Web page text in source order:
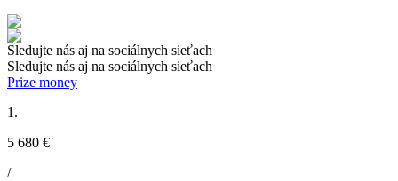
Sledujte nás aj na sociálnych sieťach
Sledujte nás aj na sociálnych sieťach
Prize money
1.
5 680 €
/